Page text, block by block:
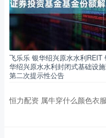
飞乐乐 银华绍兴原水水利
华绍兴原水水利封闭式基础设
第二次提示性公告
恒力配资 属牛穿什么颜色衣